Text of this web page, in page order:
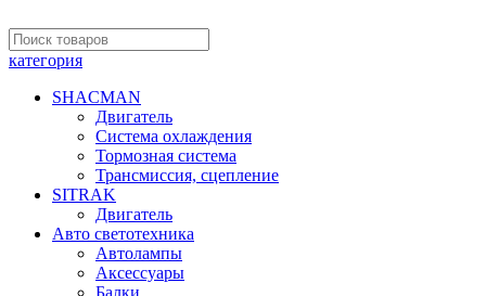
категория
SHACMAN
Двигатель
Система охлаждения
Тормозная система
Трансмиссия, сцепление
SITRAK
Двигатель
Авто светотехника
Автолампы
Аксессуары
Балки